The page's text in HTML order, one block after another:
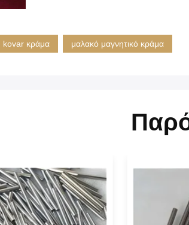
kovar κράμα μαλακό μαγνητικό κράμα